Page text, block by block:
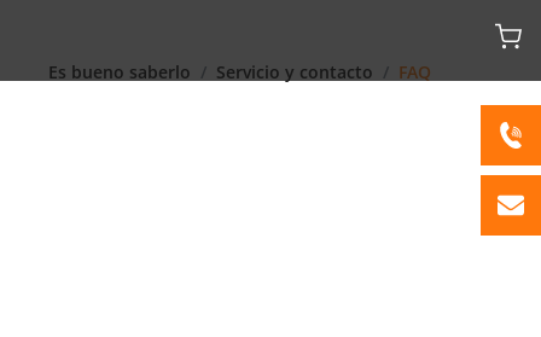
Es bueno saberlo Servicio y contacto FAQ